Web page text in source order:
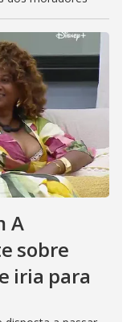
A
sobre
iria para